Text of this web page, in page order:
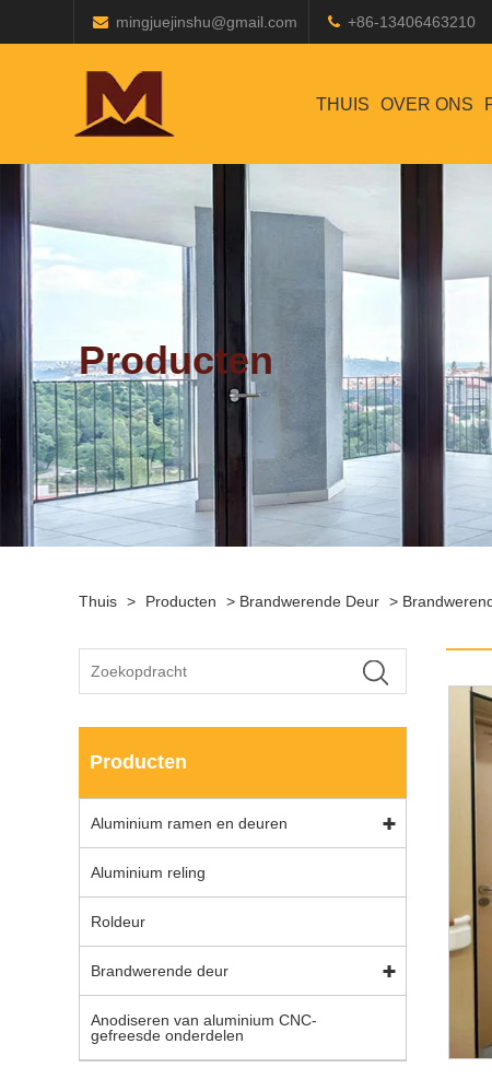
mingjuejinshu@gmail.com +86-13406463210
THUIS OVER ONS
Producten
Thuis > Producten > Brandwerende Deur >
Producten
Aluminium ramen en deuren
Aluminium reling
Roldeur
Brandwerende deur
Anodiseren van aluminium CNC-
gefreesde onderdelen